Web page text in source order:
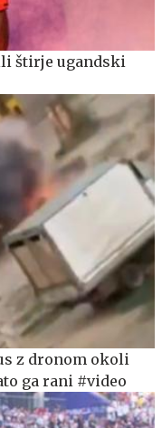
štirje ugandski
z dronom okoli
ga rani #video